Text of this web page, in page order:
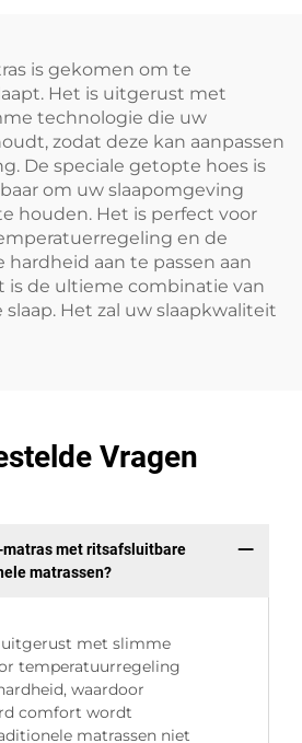
is gekomen om te
Het is uitgerust met
technologie die uw
zodat deze kan aanpassen
De speciale getopte hoes is
om uw slaapomgeving
houden. Het is perfect voor
en de
aan te passen aan
is de ultieme combinatie van
Het zal uw slaapkwaliteit
Vragen
matras met ritsafsluitbare
matrassen?
uitgerust met slimme
temperatuurregeling
waardoor
comfort wordt
matrassen niet